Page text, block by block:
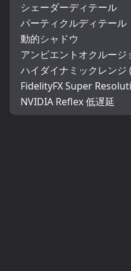
シェーダーディテール
パーティクルディテール
動的シャドウ
アンビエントオクルージ
ハイダイナミックレンジ
FidelityFX Super
NVIDIA Reflex 低遅延